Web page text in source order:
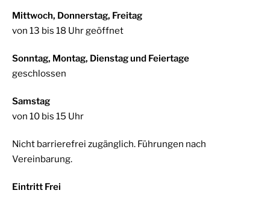
Mittwoch, Donnerstag, Freitag
von 13 bis 18 Uhr geöffnet
Sonntag, Montag, Dienstag und Feiertage
geschlossen
Samstag
von 10 bis 15 Uhr
Nicht barrierefrei zugänglich. Führungen nach
Vereinbarung.
Eintritt Frei